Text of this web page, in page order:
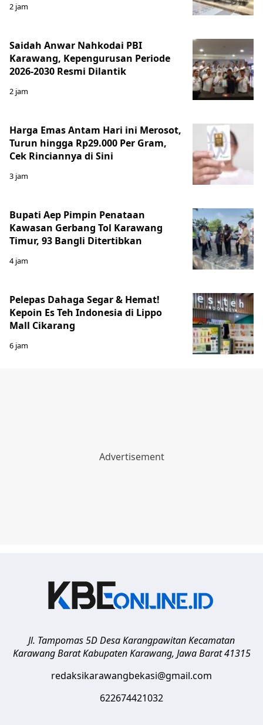
2 jam
Saidah Anwar Nahkodai PBI
Karawang, Kepengurusan Periode
2026-2030 Resmi Dilantik
2 jam
Harga Emas Antam Hari ini Merosot,
Turun hingga Rp29.000 Per Gram,
Cek Rinciannya di Sini
3 jam
Bupati Aep Pimpin Penataan
Kawasan Gerbang Tol Karawang
Timur, 93 Bangli Ditertibkan
4 jam
Pelepas Dahaga Segar & Hemat!
Kepoin Es Teh Indonesia di Lippo
Mall Cikarang
6 jam
Jl. Tampomas 5D Desa Karangpawitan Kecamatan
Karawang Barat Kabupaten Karawang, Jawa Barat 41315
redaksikarawangbekasi@gmail.com
622674421032